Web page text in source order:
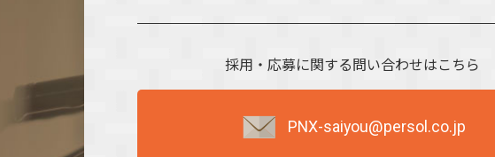
採用・応募に関する問い合わせはこちら
PNX-saiyou@persol.co.jp